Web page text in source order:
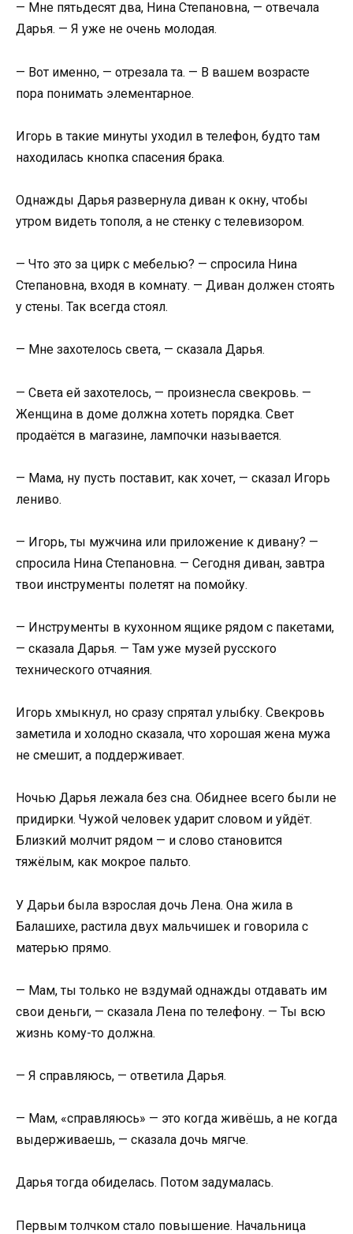
— Мне пятьдесят два, Нина Степановна, — отвечала
Дарья. — Я уже не очень молодая.
— Вот именно, — отрезала та. — В вашем возрасте
пора понимать элементарное.
Игорь в такие минуты уходил в телефон, будто там
находилась кнопка спасения брака.
Однажды Дарья развернула диван к окну, чтобы
утром видеть тополя, а не стенку с телевизором.
— Что это за цирк с мебелью? — спросила Нина
Степановна, входя в комнату. — Диван должен стоять
у стены. Так всегда стоял.
— Мне захотелось света, — сказала Дарья.
— Света ей захотелось, — произнесла свекровь. —
Женщина в доме должна хотеть порядка. Свет
продаётся в магазине, лампочки называется.
— Мама, ну пусть поставит, как хочет, — сказал Игорь
лениво.
— Игорь, ты мужчина или приложение к дивану? —
спросила Нина Степановна. — Сегодня диван, завтра
твои инструменты полетят на помойку.
— Инструменты в кухонном ящике рядом с пакетами,
— сказала Дарья. — Там уже музей русского
технического отчаяния.
Игорь хмыкнул, но сразу спрятал улыбку. Свекровь
заметила и холодно сказала, что хорошая жена мужа
не смешит, а поддерживает.
Ночью Дарья лежала без сна. Обиднее всего были не
придирки. Чужой человек ударит словом и уйдёт.
Близкий молчит рядом — и слово становится
тяжёлым, как мокрое пальто.
У Дарьи была взрослая дочь Лена. Она жила в
Балашихе, растила двух мальчишек и говорила с
матерью прямо.
— Мам, ты только не вздумай однажды отдавать им
свои деньги, — сказала Лена по телефону. — Ты всю
жизнь кому-то должна.
— Я справляюсь, — ответила Дарья.
— Мам, «справляюсь» — это когда живёшь, а не когда
выдерживаешь, — сказала дочь мягче.
Дарья тогда обиделась. Потом задумалась.
Первым толчком стало повышение. Начальница